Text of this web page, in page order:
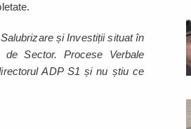
și Investiții situat în
Sector. Procese Verbale
ADP S1 și nu știu ce